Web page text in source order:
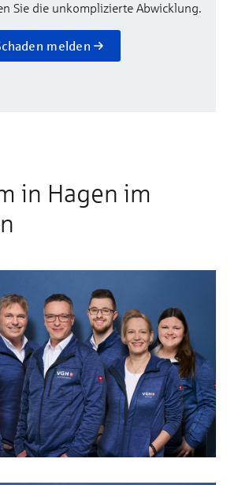
Sie die unkomplizierte Abwicklung.
melden
in Hagen im